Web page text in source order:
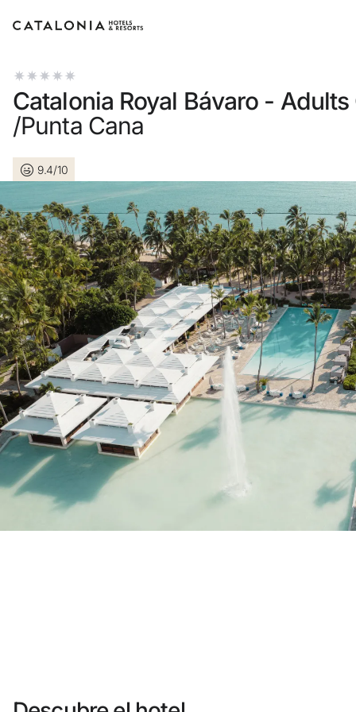
Inicia sesión en tu cuenta
Iniciar sesión
¿Olvidaste tu contraseña?
o usa una de estas opciones
Entra con Google
Iniciar sesión solo con mail
¿Aún no tienes cuenta?
Crear una cuenta
Disfruta los beneficios de formar parte de
Mejor precio garantizado
Catalonia Royal Bávaro - Adults
/Punta Cana
9.4/10